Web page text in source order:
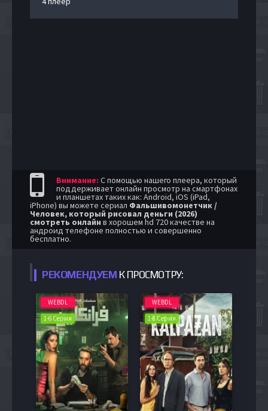
Внимание: С помощью нашего плеера, который
поддерживает онлайн просмотр на смартфонах
и планшетах таких как: Android, iOS (iPad,
iPhone) вы можете сериал Фальшивомонетчик /
Человек, который рисовал деньги (2026)
смотреть онлайн в хорошем hd 720 качестве на
андроид телефоне полностью и совершенно
бесплатно.
РЕКОМЕНДУЕМ К ПРОСМОТРУ:
WEBDL
1-6 Серия
WEBDL
1-8 Серия